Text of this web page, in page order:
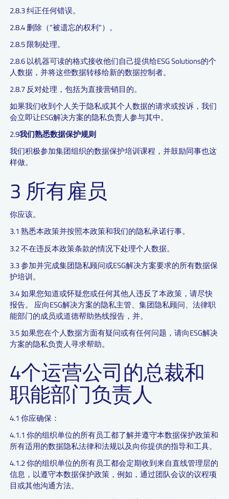
2.8.3 纠正任何错误。
2.8.4 删除（"被遗忘的权利"）。
2.8.5 限制处理。
2.8.6 以机器可读的格式接收他们自己提供给ESG Solutions的个
人数据，并将这些数据转移给新的数据控制者。
2.8.7 反对处理，包括为直接营销目的。
如果我们收到个人关于隐私或其个人数据的请求或投诉，我们
会立即让ESG解决方案的隐私负责人参与其中。
2.9我们熟悉数据保护规则
我们积极参加集团组织的数据保护培训课程，并鼓励同事也这
样做。
3 所有雇员
你应该。
3.1 熟悉本政策并按照本政策和我们的隐私承诺行事。
3.2 不在违反本政策条款的情况下处理个人数据。
3.3 参加并完成集团隐私顾问或ESG解决方案要求的所有数据保
护培训。
3.4 如果您知道或怀疑您或任何其他人违反了本政策，请尽快
报告。 应向ESG解决方案的隐私主管、集团隐私顾问、法律职
能部门的成员或道德帮助热线报告，并。
3.5 如果您在个人数据方面有疑问或有任何问题，请向ESG解决
方案的隐私负责人寻求帮助。
4个运营公司的总裁和
职能部门负责人
4.1 你应确保：
4.1.1 你的组织单位的所有员工都了解并遵守本数据保护政策和
所有适用的数据隐私法律和法规以及向你提供的指导和工具。
4.1.2 你的组织单位的所有员工都会定期收到来自直线管理层的
信息，以遵守本数据保护政策，例如，通过团队会议的议程项
目或其他沟通方法。